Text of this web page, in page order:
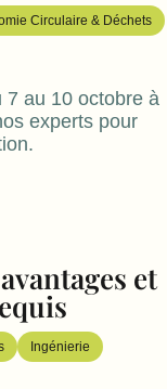
Circulaire & Déchets
7 au 10 octobre à
experts pour
et
Ingénierie